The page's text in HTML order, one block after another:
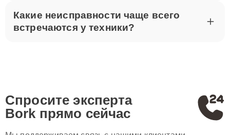
Какие неисправности чаще всего
встречаются у техники?
Спросите эксперта
Bork прямо сейчас